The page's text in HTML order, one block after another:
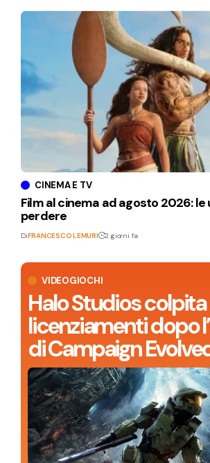
VIDEOGIOCHI
Halo Studios
licenziamenti dopo
di Campaign
CINEMA E TV
Film al cinema ad agosto 2026:
perdere
DiFRANCESCO LEMURI 2 giorni fa